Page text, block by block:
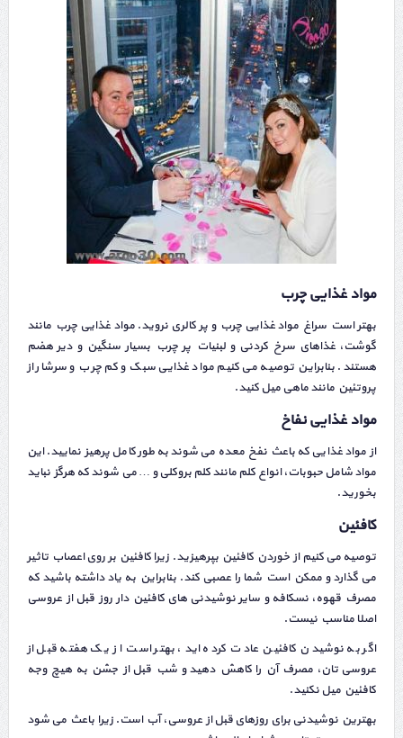
مواد غذایی چرب
بهتر است سراغ مواد غذایی چرب و پر کالری نروید. مواد غذایی چرب مانند
گوشت، غذاهای سرخ کردنی و لبنیات پر چرب بسیار سنگین و دیر هضم
هستند. بنابراین توصیه می کنیم مواد غذایی سبک و کم چرب و سرشار از
پروتئین مانند ماهی میل کنید.
مواد غذایی نفاخ
از مواد غذایی که باعث نفخ معده می شوند به طور کامل پرهیز نمایید. این
مواد شامل حبوبات، انواع کلم مانند کلم بروکلی و … می شوند که هرگز نباید
بخورید.
کافئین
توصیه می کنیم از خوردن کافئین بپرهیزید. زیرا کافئین بر روی اعصاب تاثیر
می گذارد و ممکن است شما را عصبی کند. بنابراین به یاد داشته باشید که
مصرف قهوه، نسکافه و سایر نوشیدنی های کافئین دار روز قبل از عروسی
اصلا مناسب نیست.
اگر به نوشیدن کافئین عادت کرده اید، بهتر است از یک هفته قبل از
عروسی تان، مصرف آن را کاهش دهید و شب قبل از جشن به هیچ وجه
کافئین میل نکنید.
بهترین نوشیدنی برای روزهای قبل از عروسی، آب است. زیرا باعث می شود